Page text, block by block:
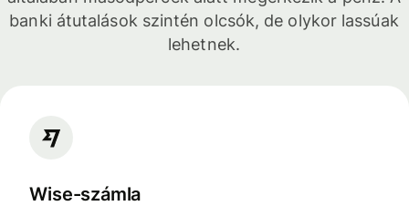
banki átutalások szintén olcsók, de olykor lassúak
lehetnek.
Wise-számla